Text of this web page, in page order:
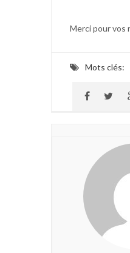
Merci pour vos
Mots clés: